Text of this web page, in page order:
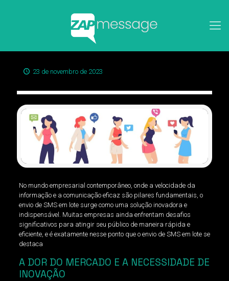
23 de novembro de 2023
No mundo empresarial contemporâneo, onde a velocidade da
informação e a comunicação eficaz são pilares fundamentais, o
envio de SMS em lote surge como uma solução inovadora e
indispensável. Muitas empresas ainda enfrentam desafios
significativos para atingir seu público de maneira rápida e
eficiente, e é exatamente nesse ponto que o envio de SMS em lote se
destaca
A DOR DO MERCADO E A NECESSIDADE DE
INOVAÇÃO